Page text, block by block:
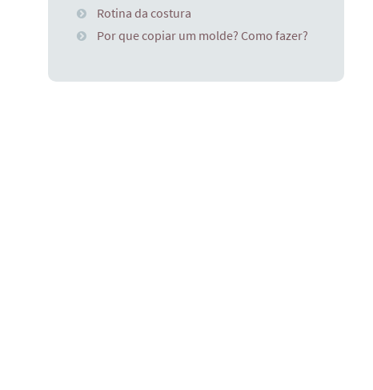
Rotina da costura
Por que copiar um molde? Como fazer?